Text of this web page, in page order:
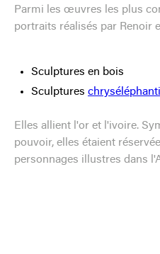
Parmi les œuvres les plus
portraits réalisés par Renoir
Sculptures en bois
Sculptures
Elles allient l'or et l'ivoire.
pouvoir, elles étaient
personnages illustres dans